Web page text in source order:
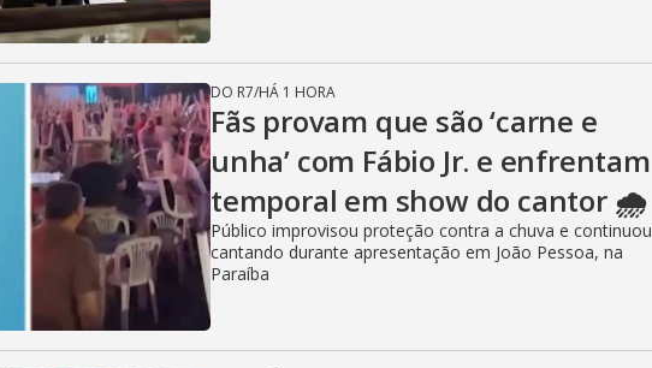
DO R7/HÁ 1 HORA
Fãs provam que são ‘carne e
unha’ com Fábio Jr. e enfrentam
temporal em show do cantor 🌧️
Público improvisou proteção contra a chuva e continuou
cantando durante apresentação em João Pessoa, na
Paraíba